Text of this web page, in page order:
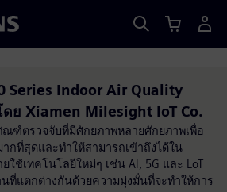
Series Indoor Air Quality
ดย Xiamen Milesight IoT Co.
ณฑ์ตรวจจับที่มีศักยภาพหลายศักยภาพเพื่อ
กที่สุดและทำให้สามารถเข้าถึงได้ใน
ช้เทคโนโลยีใหม่ๆ เช่น Al, 5G และ LoT
ที่แตกต่างกันด้วยความมุ่งมั่นที่จะทำให้การ